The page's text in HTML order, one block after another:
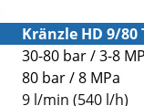
Kränzle HD 9/80
30-80 bar / 3-8
80 bar / 8 MPa
9 l/min (540 l/h)